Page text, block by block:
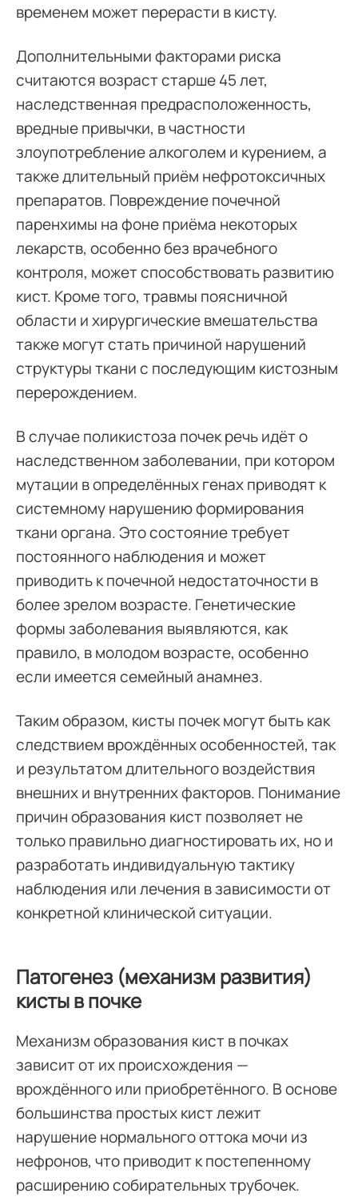
временем может перерасти в кисту.
Дополнительными факторами риска
считаются возраст старше 45 лет,
наследственная предрасположенность,
вредные привычки, в частности
злоупотребление алкоголем и курением, а
также длительный приём нефротоксичных
препаратов. Повреждение почечной
паренхимы на фоне приёма некоторых
лекарств, особенно без врачебного
контроля, может способствовать развитию
кист. Кроме того, травмы поясничной
области и хирургические вмешательства
также могут стать причиной нарушений
структуры ткани с последующим кистозным
перерождением.
В случае поликистоза почек речь идёт о
наследственном заболевании, при котором
мутации в определённых генах приводят к
системному нарушению формирования
ткани органа. Это состояние требует
постоянного наблюдения и может
приводить к почечной недостаточности в
более зрелом возрасте. Генетические
формы заболевания выявляются, как
правило, в молодом возрасте, особенно
если имеется семейный анамнез.
Таким образом, кисты почек могут быть как
следствием врождённых особенностей, так
и результатом длительного воздействия
внешних и внутренних факторов. Понимание
причин образования кист позволяет не
только правильно диагностировать их, но и
разработать индивидуальную тактику
наблюдения или лечения в зависимости от
конкретной клинической ситуации.
Патогенез (механизм развития)
кисты в почке
Механизм образования кист в почках
зависит от их происхождения —
врождённого или приобретённого. В основе
большинства простых кист лежит
нарушение нормального оттока мочи из
нефронов, что приводит к постепенному
расширению собирательных трубочек.